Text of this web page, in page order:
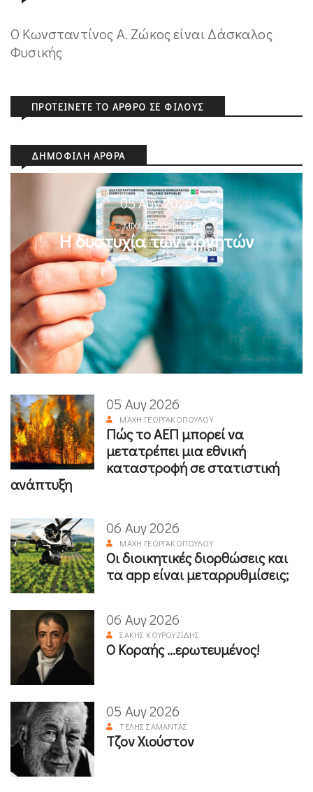
Ο Κωνσταντίνος Α. Ζώκος είναι Δάσκαλος
Φυσικής
ΠΡΟΤΕΊΝΕΤΕ ΤΟ ΆΡΘΡΟ ΣΕ ΦΊΛΟΥΣ
ΔΗΜΟΦΙΛΉ ΆΡΘΡΑ
05 Αυγ 2026
ΜΙΧΆΛΗΣ ΚΥΡΙΑΚΊΔΗΣ
Η δυστυχία των αρνητών
05 Αυγ 2026
ΜΆΧΗ ΓΕΩΡΓΑΚΟΠΟΎΛΟΥ
Πώς το ΑΕΠ μπορεί να
μετατρέπει μια εθνική
καταστροφή σε στατιστική
ανάπτυξη
06 Αυγ 2026
ΜΆΧΗ ΓΕΩΡΓΑΚΟΠΟΎΛΟΥ
Οι διοικητικές διορθώσεις και
τα app είναι μεταρρυθμίσεις;
06 Αυγ 2026
ΣΆΚΗΣ ΚΟΥΡΟΥΖΊΔΗΣ
Ο Κοραής ...ερωτευμένος!
05 Αυγ 2026
ΤΈΛΗΣ ΣΑΜΑΝΤΆΣ
Τζον Χιούστον